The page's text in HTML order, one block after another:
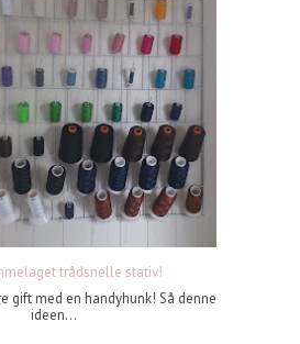
trådsnelle stativ!
gift med en handyhunk! Så denne
ideen...